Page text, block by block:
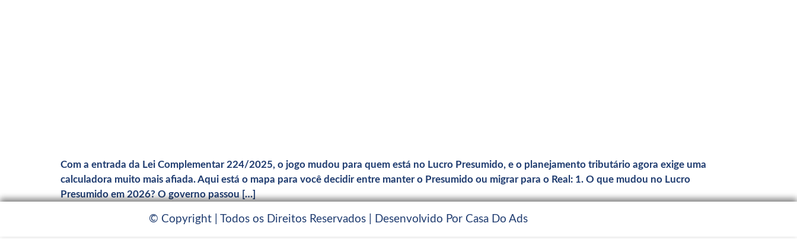
Com a entrada da Lei Complementar 224/2025, o jogo mudou para quem está no Lucro Presumido, e o planejamento tributário agora exige uma
calculadora muito mais afiada. Aqui está o mapa para você decidir entre manter o Presumido ou migrar para o Real: 1. O que mudou no Lucro
Presumido em 2026? O governo passou […]
© Copyright | Todos os Direitos Reservados | Desenvolvido Por Casa Do Ads